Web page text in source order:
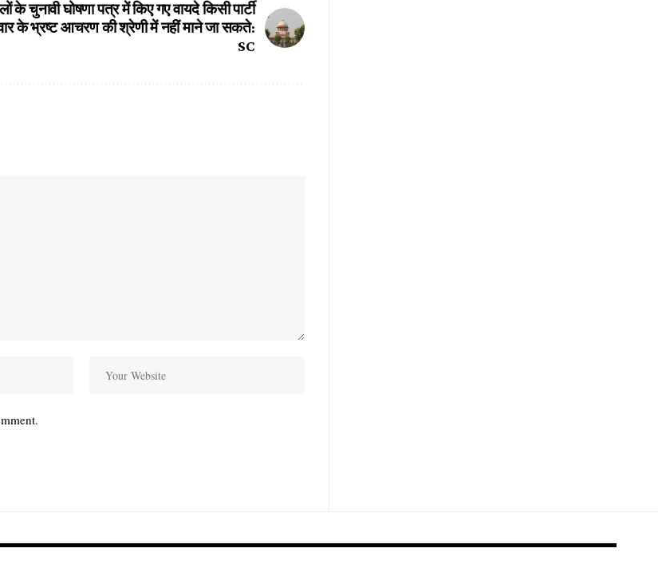
के चुनावी घोषणा पत्र में किए गए वायदे किसी पार्टी
के भ्रष्ट आचरण की श्रेणी में नहीं माने जा सकते:
SC